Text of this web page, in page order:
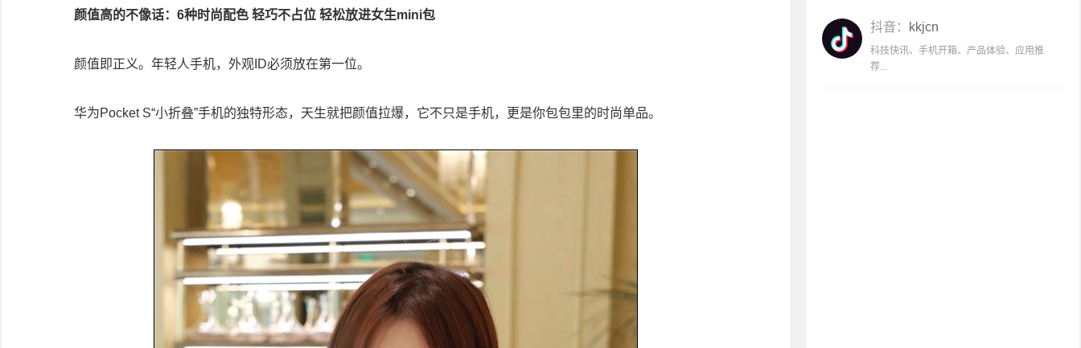
颜值高的不像话：6种时尚配色 轻巧不占位 轻松放进女生mini包
颜值即正义。年轻人手机，外观ID必须放在第一位。
华为Pocket S“小折叠”手机的独特形态，天生就把颜值拉爆，它不只是手机，更是你包包里的时尚单品。
抖音： kkjcn
科技快讯、手机开箱、产品体验、应用推
荐...